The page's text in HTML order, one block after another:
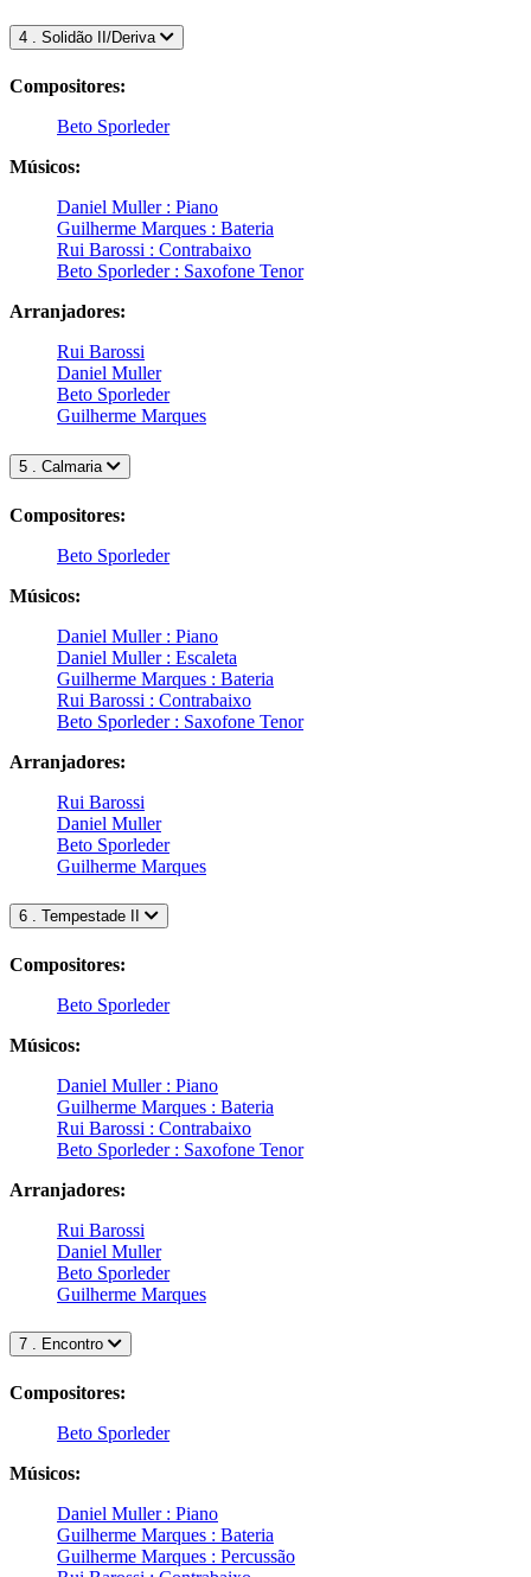
4 . Solidão II/Deriva
Compositores:
Beto Sporleder
Músicos:
Daniel Muller : Piano
Guilherme Marques : Bateria
Rui Barossi : Contrabaixo
Beto Sporleder : Saxofone Tenor
Arranjadores:
Rui Barossi
Daniel Muller
Beto Sporleder
Guilherme Marques
5 . Calmaria
Compositores:
Beto Sporleder
Músicos:
Daniel Muller : Piano
Daniel Muller : Escaleta
Guilherme Marques : Bateria
Rui Barossi : Contrabaixo
Beto Sporleder : Saxofone Tenor
Arranjadores:
Rui Barossi
Daniel Muller
Beto Sporleder
Guilherme Marques
6 . Tempestade II
Compositores:
Beto Sporleder
Músicos:
Daniel Muller : Piano
Guilherme Marques : Bateria
Rui Barossi : Contrabaixo
Beto Sporleder : Saxofone Tenor
Arranjadores:
Rui Barossi
Daniel Muller
Beto Sporleder
Guilherme Marques
7 . Encontro
Compositores:
Beto Sporleder
Músicos:
Daniel Muller : Piano
Guilherme Marques : Bateria
Guilherme Marques : Percussão